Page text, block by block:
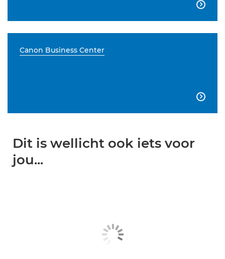

Canon Business Center

Dit is wellicht ook iets voor
jou...